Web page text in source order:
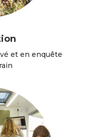
et en enquête